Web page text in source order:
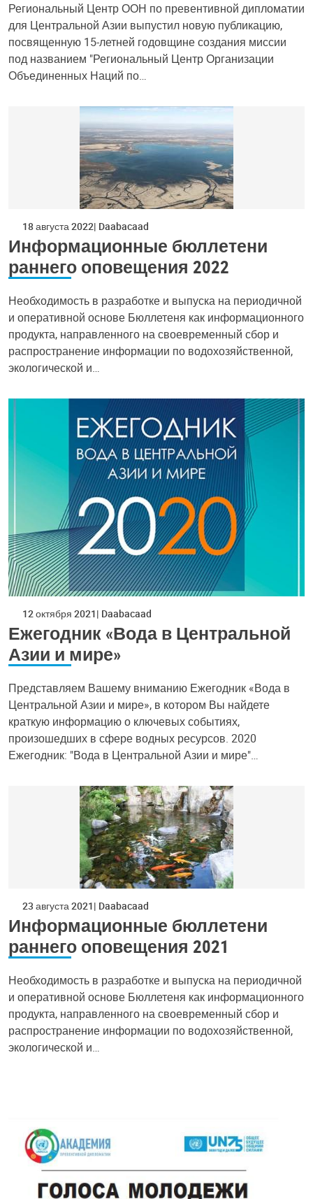
Региональный Центр ООН по превентивной дипломатии
для Центральной Азии выпустил новую публикацию,
посвященную 15-летней годовщине создания миссии
под названием "Региональный Центр Организации
Объединенных Наций по…
18 августа 2022 Daabacaad
Информационные бюллетени
раннего оповещения 2022
Необходимость в разработке и выпуска на периодичной
и оперативной основе Бюллетеня как информационного
продукта, направленного на своевременный сбор и
распространение информации по водохозяйственной,
экологической и…
12 октября 2021 Daabacaad
Ежегодник «Вода в Центральной
Азии и мире»
Представляем Вашему вниманию Ежегодник «Вода в
Центральной Азии и мире», в котором Вы найдете
краткую информацию о ключевых событиях,
произошедших в сфере водных ресурсов. 2020
Ежегодник: "Вода в Центральной Азии и мире"…
23 августа 2021 Daabacaad
Информационные бюллетени
раннего оповещения 2021
Необходимость в разработке и выпуска на периодичной
и оперативной основе Бюллетеня как информационного
продукта, направленного на своевременный сбор и
распространение информации по водохозяйственной,
экологической и…